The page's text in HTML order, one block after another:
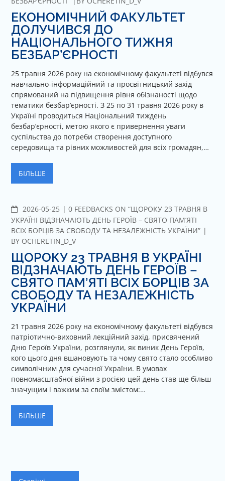
M
E
N
T
S
ЕКОНОМІЧНИЙ ФАКУЛЬТЕТ
ДОЛУЧИВСЯ ДО
НАЦІОНАЛЬНОГО ТИЖНЯ
БЕЗБАР’ЄРНОСТІ
25 травня 2026 року на економічному факультеті відбувся
навчально-інформаційний та просвітницький захід
спрямований на підвищення рівня обізнаності щодо
тематики безбар’єрності. З 25 по 31 травня 2026 року в
Україні проводиться Національний тиждень
безбар’єрності, метою якого є привернення уваги
суспільства до потреби створення доступного
середовища та рівних можливостей для всіх громадян,…
БІЛЬШЕ
2026-05-25
C
O
M
M
N
T
S
0 FEEDBACKS ON “ЩОРОКУ 23 ТРАВНЯ В
УКРАЇНІ ВІДЗНАЧАЮТЬ ДЕНЬ ГЕРОЇВ – СВЯТО ПАМ’ЯТІ
ВСІХ БОРЦІВ ЗА СВОБОДУ ТА НЕЗАЛЕЖНІСТЬ УКРАЇНИ”
BY OCHERETIN_D_V
ЩОРОКУ 23 ТРАВНЯ В УКРАЇНІ
ВІДЗНАЧАЮТЬ ДЕНЬ ГЕРОЇВ –
СВЯТО ПАМ’ЯТІ ВСІХ БОРЦІВ ЗА
СВОБОДУ ТА НЕЗАЛЕЖНІСТЬ
УКРАЇНИ
21 травня 2026 року на економічному факультеті відбувся
патріотично-виховний лекційний захід, присвячений
Дню Героїв України, розглянули, як виник День Героїв,
кого цього дня вшановують та чому свято стало особливо
символічним для сучасної України. В умовах
повномасштабної війни з росією цей день став ще більш
значущим і важким за своїм змістом:…
БІЛЬШЕ